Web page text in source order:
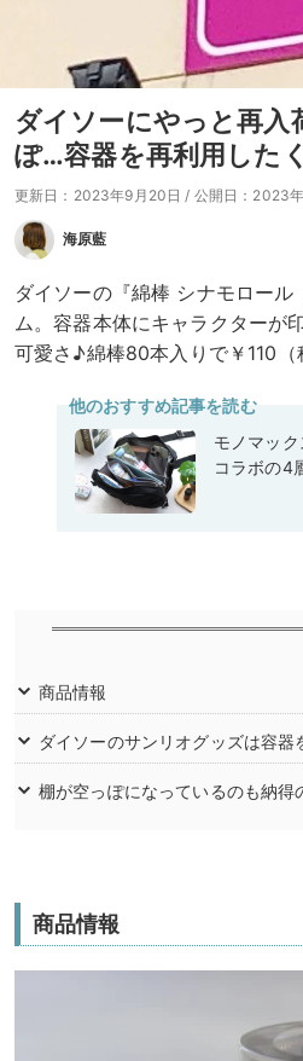
ダイソーにやっと再入
ぽ…容器を再利用した
更新日：2023年9月20日 / 公開日：2023
海原藍
ダイソーの『綿棒 シナモロー
ム。容器本体にキャラクターが
可愛さ♪綿棒80本入りで￥110（
他のおすすめ記事を読む
モノマッ
コラボの4
商品情報
ダイソーのサンリオグッズは容
棚が空っぽになっているのも納得
商品情報